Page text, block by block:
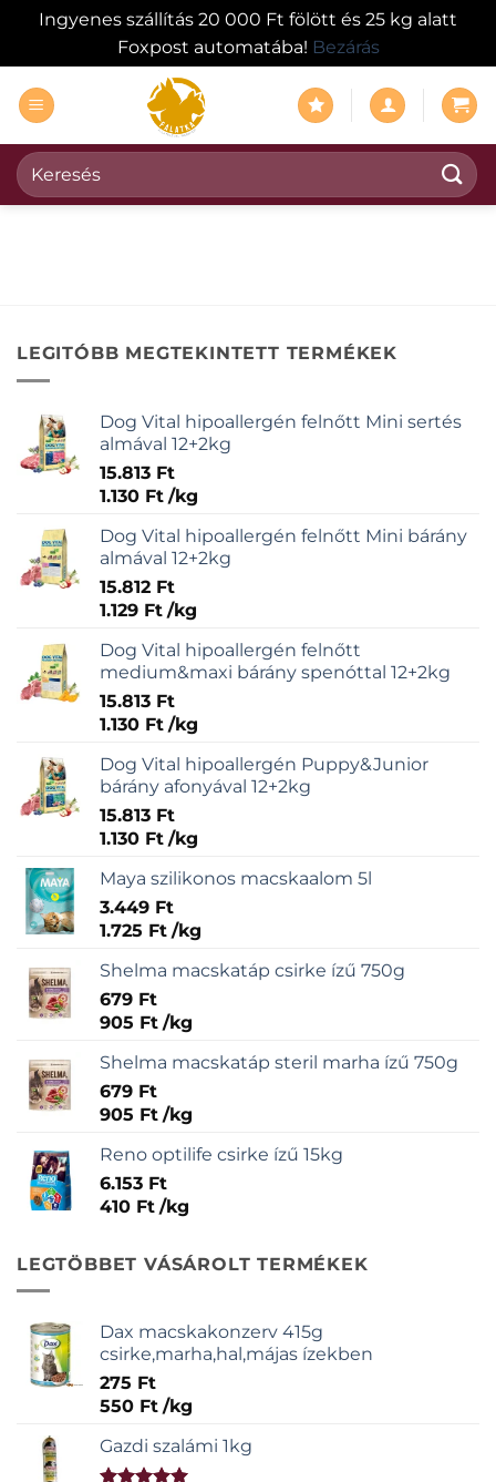
Ingyenes szállítás 20 000 Ft fölött és 25 kg alatt
Foxpost automatába! Bezárás
Keresés
a
LEGITÓBB MEGTEKINTETT TERMÉKEK
Dog Vital hipoallergén felnőtt Mini sertés
almával 12+2kg
15.813 Ft
1.130 Ft /kg
Dog Vital hipoallergén felnőtt Mini bárány
almával 12+2kg
15.812 Ft
1.129 Ft /kg
Dog Vital hipoallergén felnőtt
medium&maxi bárány spenóttal 12+2kg
15.813 Ft
1.130 Ft /kg
Dog Vital hipoallergén Puppy&Junior
bárány afonyával 12+2kg
15.813 Ft
1.130 Ft /kg
Maya szilikonos macskaalom 5l
3.449 Ft
1.725 Ft /kg
Shelma macskatáp csirke ízű 750g
679 Ft
905 Ft /kg
Shelma macskatáp steril marha ízű 750g
679 Ft
905 Ft /kg
Reno optilife csirke ízű 15kg
6.153 Ft
410 Ft /kg
LEGTÖBBET VÁSÁROLT TERMÉKEK
Dax macskakonzerv 415g
csirke,marha,hal,májas ízekben
275 Ft
550 Ft /kg
Gazdi szalámi 1kg